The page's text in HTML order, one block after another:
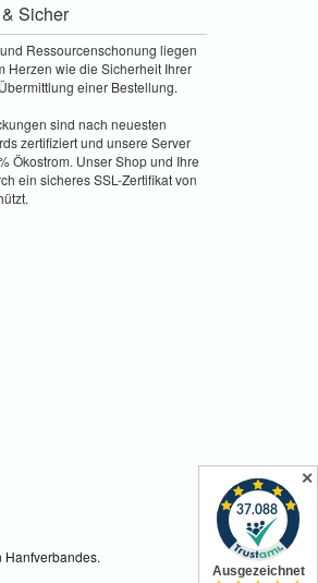
Sicher
Ressourcenschonung liegen
Herzen wie die Sicherheit Ihrer
einer Bestellung.
sind nach neuesten
zertifiziert und unsere Server
Ökostrom. Unser Shop und Ihre
ein sicheres SSL-Zertifikat von
Hanfverbandes.
✕